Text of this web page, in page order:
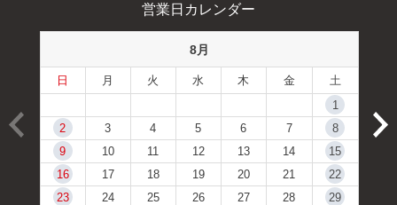
営業日カレンダー
8月
日 月 火 水 木 金
土
1
2
3 4 5 6 7
8
9
10 11 12 13 14
15
16
17 18 19 20 21
22
23
24 25 26 27 28
29